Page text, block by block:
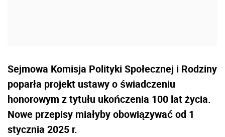
Sejmowa Komisja Polityki Społecznej i Rodziny
poparła projekt ustawy o świadczeniu
honorowym z tytułu ukończenia 100 lat życia.
Nowe przepisy miałyby obowiązywać od 1
stycznia 2025 r.